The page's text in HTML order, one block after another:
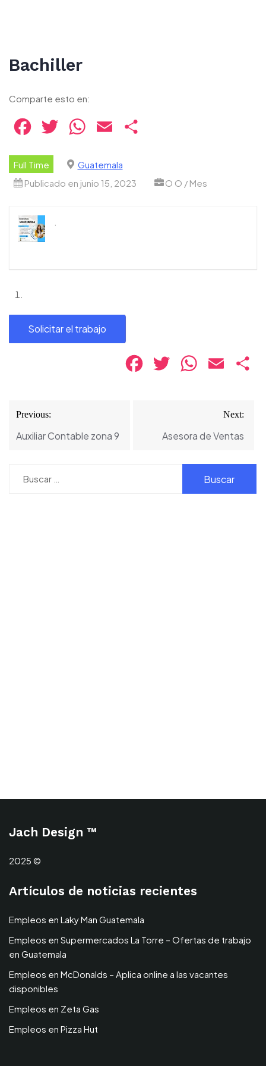
Bachiller
Comparte esto en:
Facebook
Twitter WhatsApp
Email
Full Time
Guatemala
Publicado en junio 15, 2023
O O / Mes
Facebook
Twitter WhatsApp
Email
Navegación
de
Previous:
Auxiliar Contable zona 9
Next:
Asesora de Ventas
Jach Design ™
2025 ©
Artículos de noticias recientes
Empleos en Laky Man Guatemala
Empleos en Supermercados La Torre – Ofertas de trabajo
en Guatemala
Empleos en McDonalds – Aplica online a las vacantes
disponibles
Empleos en Zeta Gas
Empleos en Pizza Hut